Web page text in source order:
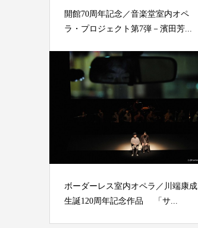
開館70周年記念／音楽堂室内オペ
ラ・プロジェクト第7弾－濱田芳...
ボーダーレス室内オペラ／川端康成
生誕120周年記念作品 「サ...